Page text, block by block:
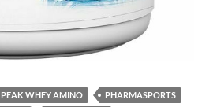
PEAK WHEY AMINO
PHARMASPORTS